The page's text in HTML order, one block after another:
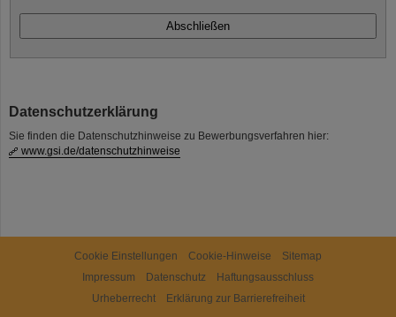
Datenschutzerklärung
Sie finden die Datenschutzhinweise zu Bewerbungsverfahren hier:
www.gsi.de/datenschutzhinweise
Cookie Einstellungen Cookie-Hinweise
Sitemap
Impressum
Datenschutz
Haftungsausschluss
Urheberrecht
Erklärung zur Barrierefreiheit